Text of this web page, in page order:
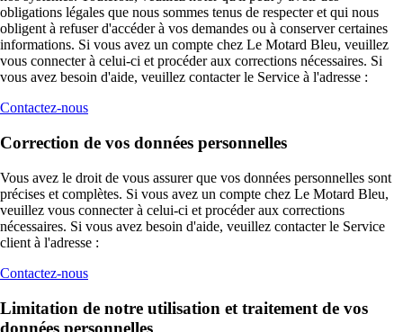
obligations légales que nous sommes tenus de respecter et qui nous
obligent à refuser d'accéder à vos demandes ou à conserver certaines
informations. Si vous avez un compte chez Le Motard Bleu, veuillez
vous connecter à celui-ci et procéder aux corrections nécessaires. Si
vous avez besoin d'aide, veuillez contacter le Service à l'adresse :
Contactez-nous
Correction de vos données personnelles
Vous avez le droit de vous assurer que vos données personnelles sont
précises et complètes. Si vous avez un compte chez Le Motard Bleu,
veuillez vous connecter à celui-ci et procéder aux corrections
nécessaires. Si vous avez besoin d'aide, veuillez contacter le Service
client à l'adresse :
Contactez-nous
Limitation de notre utilisation et traitement de vos
données personnelles